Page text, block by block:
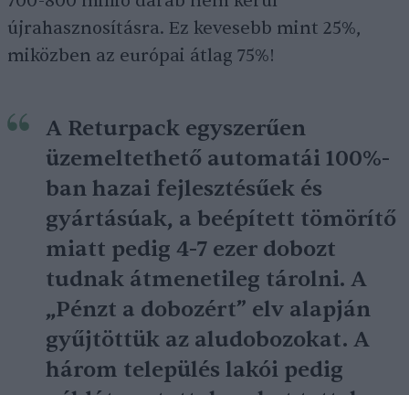
újrahasznosításra. Ez kevesebb mint 25%,
miközben az európai átlag 75%!
A Returpack egyszerűen
üzemeltethető automatái 100%-
ban hazai fejlesztésűek és
gyártásúak, a beépített tömörítő
miatt pedig 4-7 ezer dobozt
tudnak átmenetileg tárolni. A
„Pénzt a dobozért” elv alapján
gyűjtöttük az aludobozokat. A
három település lakói pedig